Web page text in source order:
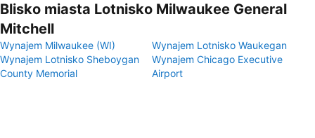
Blisko miasta Lotnisko Milwaukee General
Mitchell
Wynajem Milwaukee (WI)
Wynajem Lotnisko Waukegan
Wynajem Lotnisko Sheboygan
County Memorial
Wynajem Chicago Executive
Airport